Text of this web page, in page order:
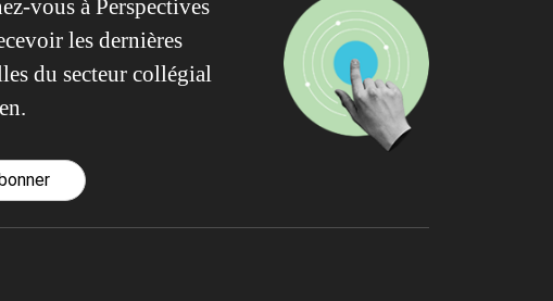
vous à Perspectives
les dernières
du secteur collégial